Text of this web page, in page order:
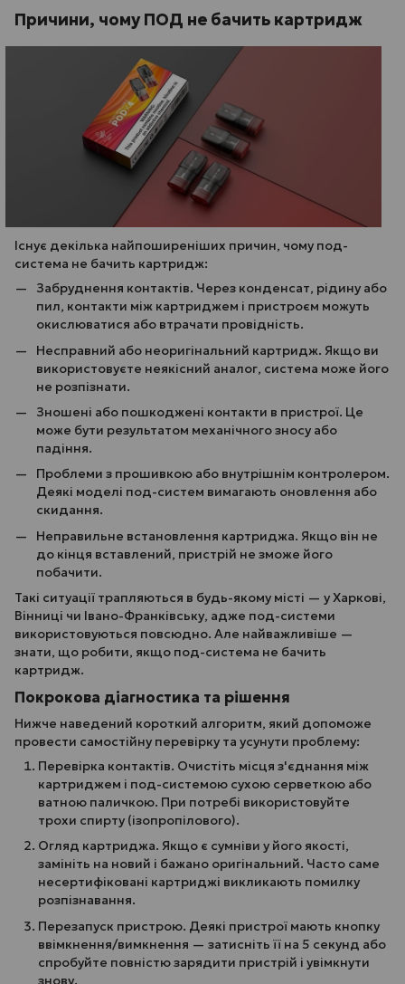
Причини, чому ПОД не бачить картридж
Існує декілька найпоширеніших причин, чому под-
система не бачить картридж:
Забруднення контактів. Через конденсат, рідину або
пил, контакти між картриджем і пристроєм можуть
окислюватися або втрачати провідність.
Несправний або неоригінальний картридж. Якщо ви
використовуєте неякісний аналог, система може його
не розпізнати.
Зношені або пошкоджені контакти в пристрої. Це
може бути результатом механічного зносу або
падіння.
Проблеми з прошивкою або внутрішнім контролером.
Деякі моделі под-систем вимагають оновлення або
скидання.
Неправильне встановлення картриджа. Якщо він не
до кінця вставлений, пристрій не зможе його
побачити.
Такі ситуації трапляються в будь-якому місті — у Харкові,
Вінниці чи Івано-Франківську, адже под-системи
використовуються повсюдно. Але найважливіше —
знати, що робити, якщо под-система не бачить
картридж.
Покрокова діагностика та рішення
Нижче наведений короткий алгоритм, який допоможе
провести самостійну перевірку та усунути проблему:
Перевірка контактів. Очистіть місця з'єднання між
картриджем і под-системою сухою серветкою або
ватною паличкою. При потребі використовуйте
трохи спирту (ізопропілового).
Огляд картриджа. Якщо є сумніви у його якості,
замініть на новий і бажано оригінальний. Часто саме
несертифіковані картриджі викликають помилку
розпізнавання.
Перезапуск пристрою. Деякі пристрої мають кнопку
ввімкнення/вимкнення — затисніть її на 5 секунд або
спробуйте повністю зарядити пристрій і увімкнути
знову.